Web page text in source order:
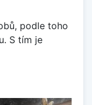
podle toho
S tím je